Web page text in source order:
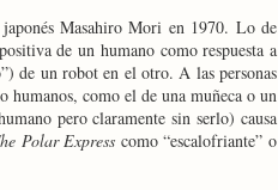
Masahiro Mori en 1970. Lo de
de un humano como respuesta a
de un robot en el otro. A las personas
humanos, como el de una muñeca o un
pero claramente sin serlo) causa
Polar Express como “escalofriante” o